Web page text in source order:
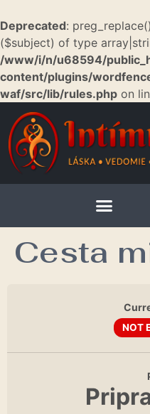
Deprecated:
($subject) of type
/www/i/n/u68594/
content/plugins/
waf/src/lib/rules.php on
Cesta
NOT